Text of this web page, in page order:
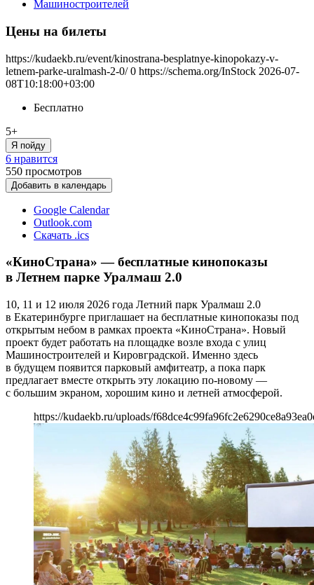
Машиностроителей
Цены на билеты
https://kudaekb.ru/event/kinostrana-besplatnye-kinopokazy-v-
letnem-parke-uralmash-2-0/ 0 https://schema.org/InStock 2026-07-
08T10:18:00+03:00
Бесплатно
5+
Я пойду
6 нравится
550 просмотров
Добавить в календарь
Google Calendar
Outlook.com
Скачать .ics
«КиноСтрана» — бесплатные кинопоказы
в Летнем парке Уралмаш 2.0
10, 11 и 12 июля 2026 года Летний парк Уралмаш 2.0
в Екатеринбурге приглашает на бесплатные кинопоказы под
открытым небом в рамках проекта «КиноСтрана». Новый
проект будет работать на площадке возле входа с улиц
Машиностроителей и Кировградской. Именно здесь
в будущем появится парковый амфитеатр, а пока парк
предлагает вместе открыть эту локацию по-новому —
с большим экраном, хорошим кино и летней атмосферой.
https://kudaekb.ru/uploads/